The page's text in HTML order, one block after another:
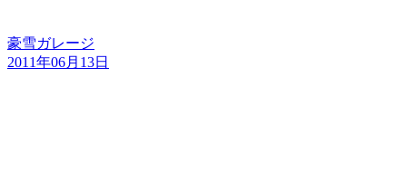
豪雪ガレージ
2011年06月13日